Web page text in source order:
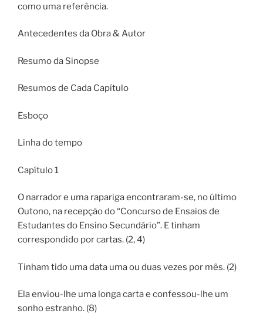
como uma referência.
Antecedentes da Obra & Autor
Resumo da Sinopse
Resumos de Cada Capítulo
Esboço
Linha do tempo
Capítulo 1
O narrador e uma rapariga encontraram-se, no último
Outono, na recepção do “Concurso de Ensaios de
Estudantes do Ensino Secundário”. E tinham
correspondido por cartas. (2, 4)
Tinham tido uma data uma ou duas vezes por mês. (2)
Ela enviou-lhe uma longa carta e confessou-lhe um
sonho estranho. (8)